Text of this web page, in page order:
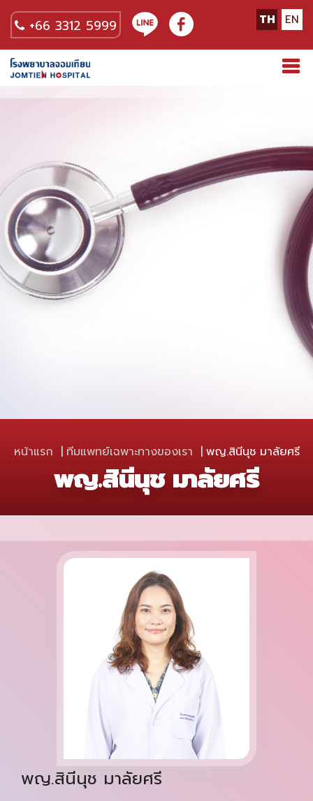
+66 3312 5999 TH EN
หน้าแรก ทีมแพทย์เฉพาะทางของเรา พญ.สินีนุช มาลัยศรี
พญ.สินีนุช มาลัยศรี
พญ.สินีนุช มาลัยศรี